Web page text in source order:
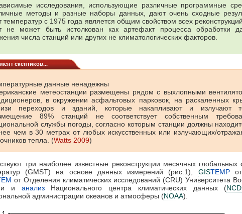
исследования, использующие различные программные
методы и разные наборы данных, дают очень сходные
температур с 1975 года является общим свойством всех
не может быть истолкован как артефакт процесса обработки
числа станций или других не климатологических факторов.
скептиков...
данные ненадежны
метеостанции размещены рядом с выхлопными
в окружении асфальтовых парковок, на раскаленных
переходов и зданий, которые накапливают и излучают
89% станций не соответствует собственным
службы погоды, согласно которым станции должны
чем в 30 метрах от любых искусственных или излучающих/
тепла. (Watts 2009)
три наиболее известные реконструкции месячных глобальных
(GMST) на основе данных измерений (рис.1), GISTEMP
от Отделения климатических исследований (СRU) Университета
и анализНационального центра климатических данных (
администрации океанов и атмосферы (NOAA).